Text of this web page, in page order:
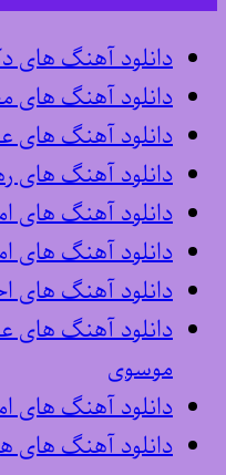
دانلود آهنگ های
دانلود آهنگ
دانلود آهنگ های
دانلود آهنگ های
دانلود آهنگ های
دانلود آهنگ های
دانلود آهنگ های
دانلود آهنگ های
موسوی
دانلود آهنگ های
دانلود آهنگ های